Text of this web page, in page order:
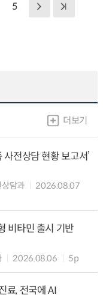
5
더보기
전상담 현황 보고서’
담과
2026.08.07
비타민 출시 기반
2026.08.06 5p
료, 전국에 AI